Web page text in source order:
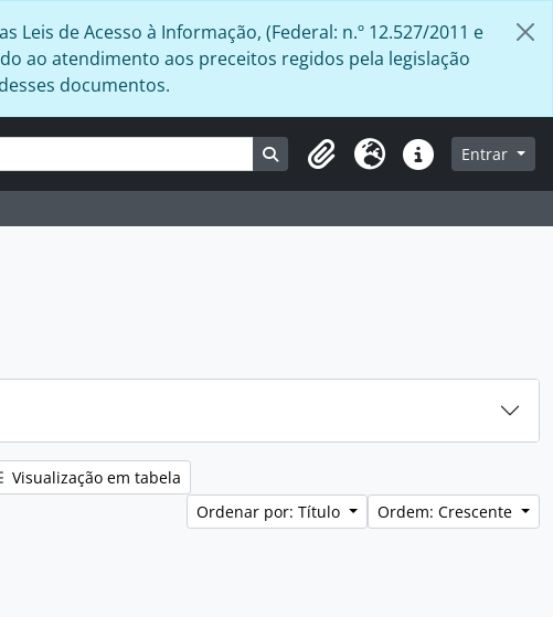
de Acesso à Informação, (Federal: n.º 12.527/2011 e
ao atendimento aos preceitos regidos pela legislação
documentos.
Busque na página de navegação
Área de Transferência
Idioma Atalhos Entrar
Visualização em tabela
Ordenar por: Título
Ordem: Crescente